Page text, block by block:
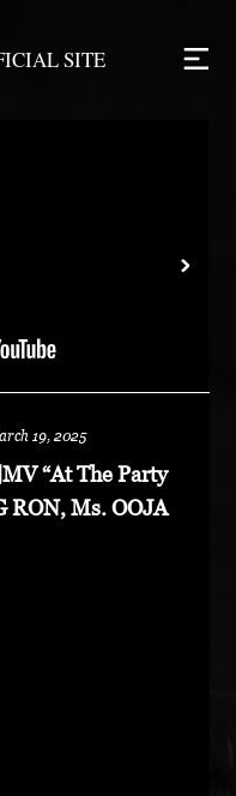
19, 2025
“At The Party
RON, Ms. OOJA